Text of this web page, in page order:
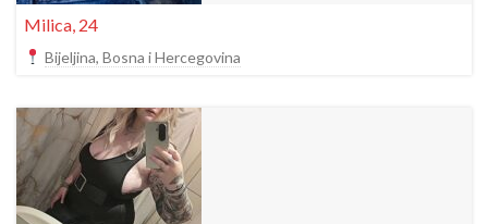
Milica, 24
Bijeljina, Bosna i Hercegovina